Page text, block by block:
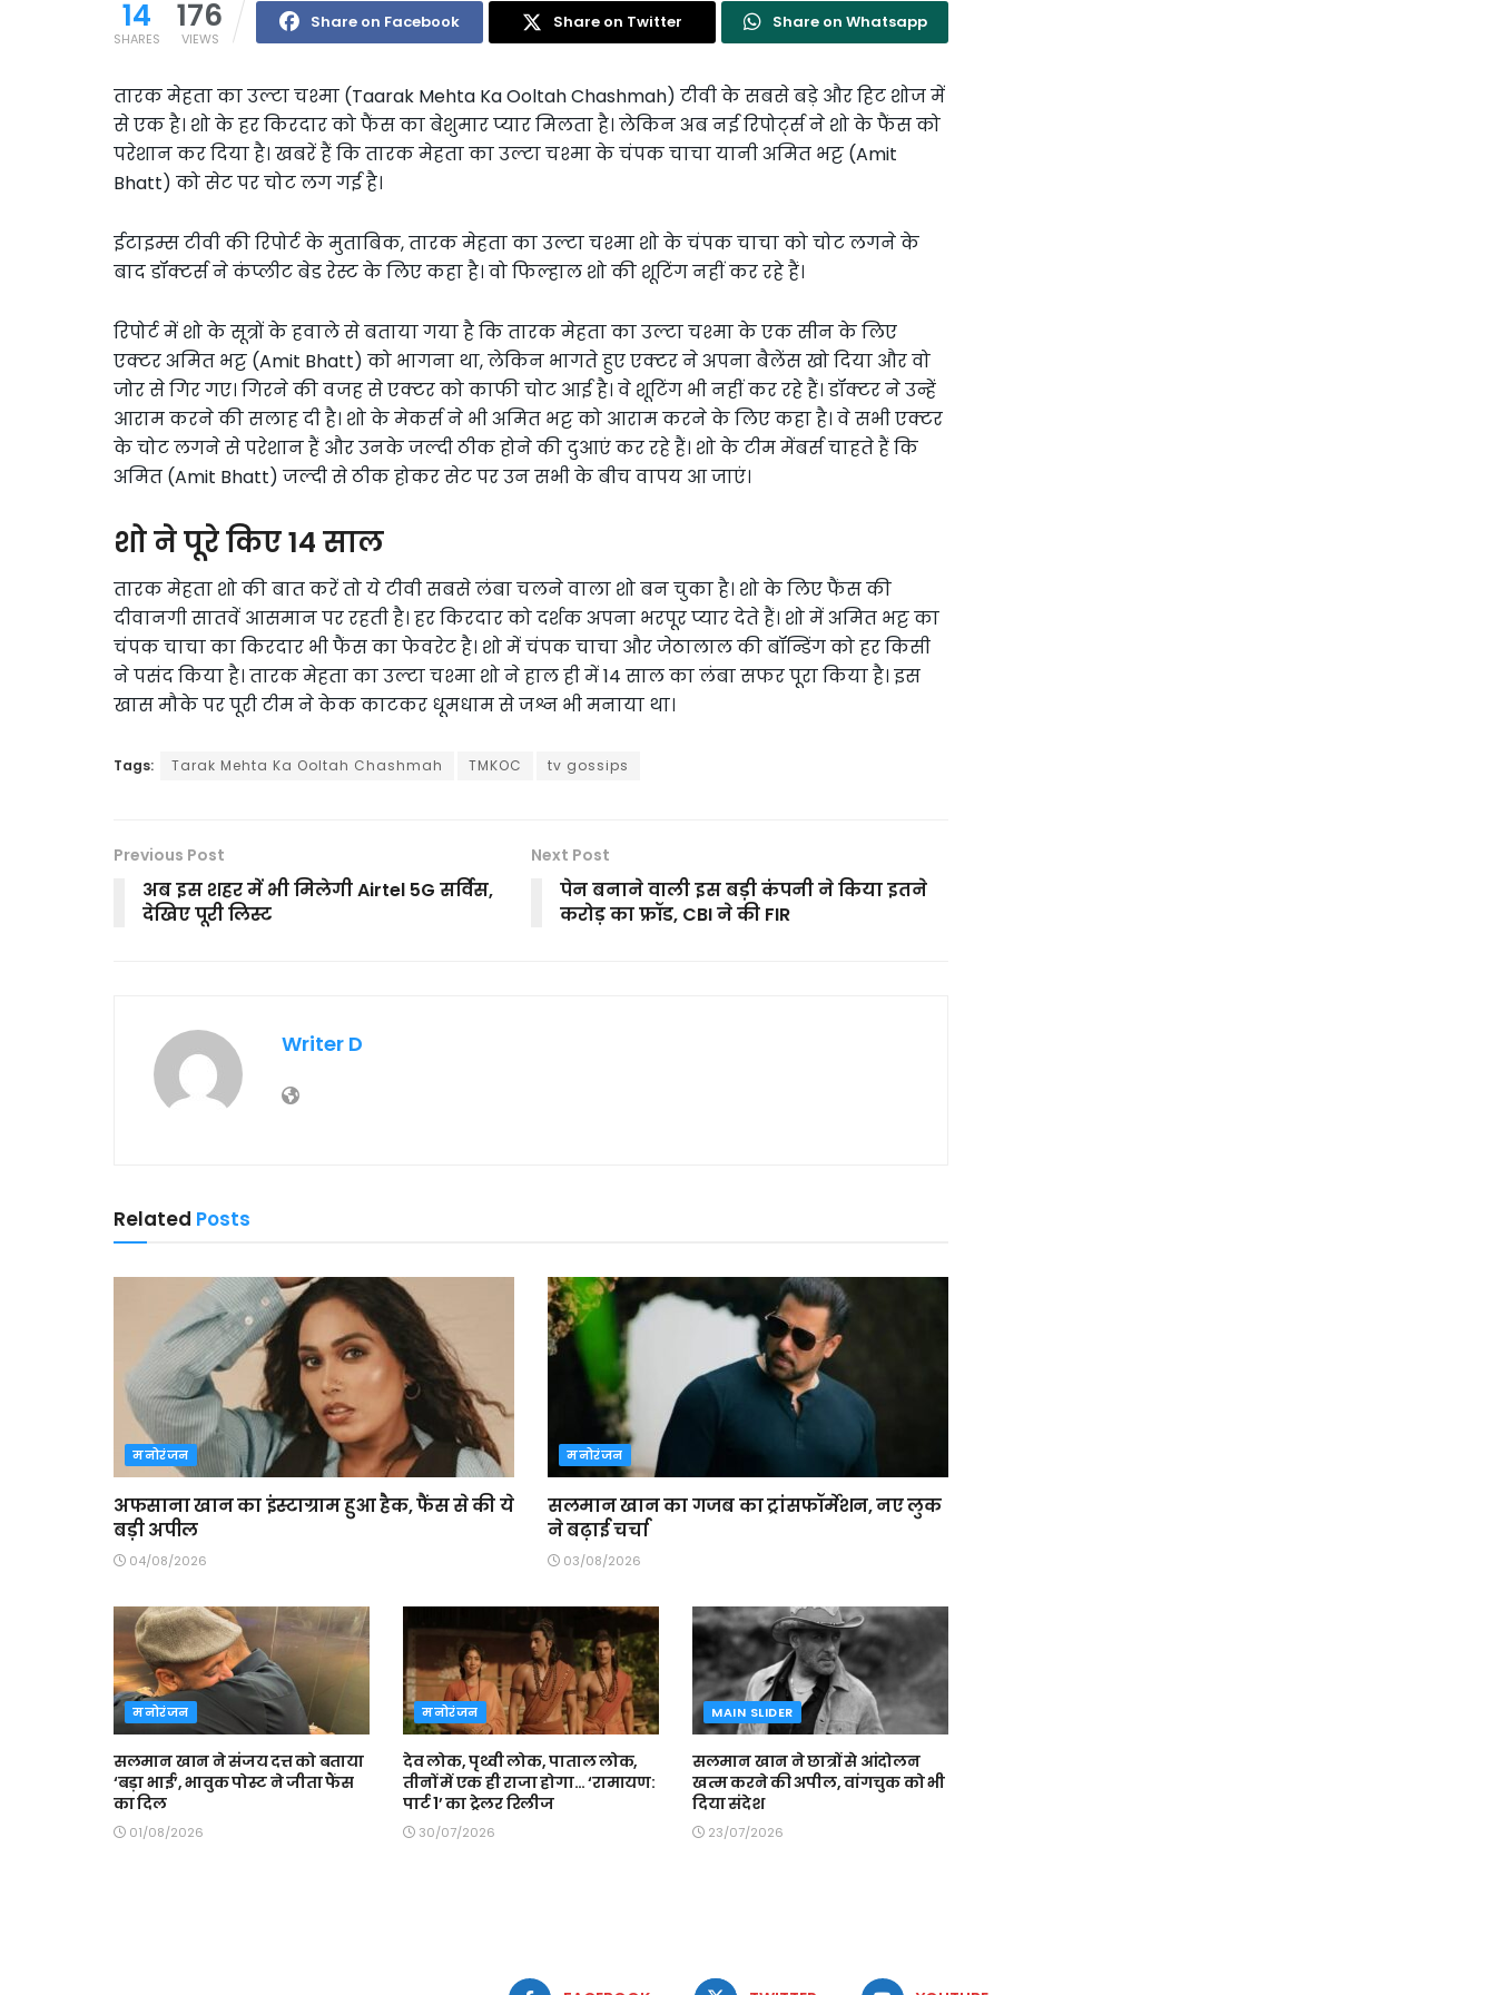
14
SHARES
176
VIEWS
Share on Facebook Share on Twitter Share on Whatsapp
तारक मेहता का उल्टा चश्मा (Taarak Mehta Ka Ooltah Chashmah) टीवी के सबसे बड़े और हिट शोज में
से एक है। शो के हर किरदार को फैंस का बेशुमार प्यार मिलता है। लेकिन अब नई रिपोर्ट्स ने शो के फैंस को
परेशान कर दिया है। खबरें हैं कि तारक मेहता का उल्टा चश्मा के चंपक चाचा यानी अमित भट्ट (Amit
Bhatt) को सेट पर चोट लग गई है।
ईटाइम्स टीवी की रिपोर्ट के मुताबिक, तारक मेहता का उल्टा चश्मा शो के चंपक चाचा को चोट लगने के
बाद डॉक्टर्स ने कंप्लीट बेड रेस्ट के लिए कहा है। वो फिल्हाल शो की शूटिंग नहीं कर रहे हैं।
रिपोर्ट में शो के सूत्रों के हवाले से बताया गया है कि तारक मेहता का उल्टा चश्मा के एक सीन के लिए
एक्टर अमित भट्ट (Amit Bhatt) को भागना था, लेकिन भागते हुए एक्टर ने अपना बैलेंस खो दिया और वो
जोर से गिर गए। गिरने की वजह से एक्टर को काफी चोट आई है। वे शूटिंग भी नहीं कर रहे हैं। डॉक्टर ने उन्हें
आराम करने की सलाह दी है। शो के मेकर्स ने भी अमित भट्ट को आराम करने के लिए कहा है। वे सभी एक्टर
के चोट लगने से परेशान हैं और उनके जल्दी ठीक होने की दुआएं कर रहे हैं। शो के टीम मेंबर्स चाहते हैं कि
अमित (Amit Bhatt) जल्दी से ठीक होकर सेट पर उन सभी के बीच वापय आ जाएं।
शो ने पूरे किए 14 साल
तारक मेहता शो की बात करें तो ये टीवी सबसे लंबा चलने वाला शो बन चुका है। शो के लिए फैंस की
दीवानगी सातवें आसमान पर रहती है। हर किरदार को दर्शक अपना भरपूर प्यार देते हैं। शो में अमित भट्ट का
चंपक चाचा का किरदार भी फैंस का फेवरेट है। शो में चंपक चाचा और जेठालाल की बॉन्डिंग को हर किसी
ने पसंद किया है। तारक मेहता का उल्टा चश्मा शो ने हाल ही में 14 साल का लंबा सफर पूरा किया है। इस
खास मौके पर पूरी टीम ने केक काटकर धूमधाम से जश्न भी मनाया था।
Tags: Tarak Mehta Ka Ooltah Chashmah TMKOC tv gossips
Previous Post
अब इस शहर में भी मिलेगी Airtel 5G सर्विस,
देखिए पूरी लिस्ट
Next Post
पेन बनाने वाली इस बड़ी कंपनी ने किया इतने
करोड़ का फ्रॉड, CBI ने की FIR
Writer D
Related Posts
मनोरंजन
अफसाना खान का इंस्टाग्राम हुआ हैक, फैंस से की ये
बड़ी अपील
04/08/2026
मनोरंजन
सलमान खान का गजब का ट्रांसफॉर्मेशन, नए लुक
ने बढ़ाई चर्चा
03/08/2026
मनोरंजन
सलमान खान ने संजय दत्त को बताया
‘बड़ा भाई’, भावुक पोस्ट ने जीता फैंस
का दिल
01/08/2026
मनोरंजन
देव लोक, पृथ्वी लोक, पाताल लोक,
तीनों में एक ही राजा होगा… ‘रामायण:
पार्ट 1’ का ट्रेलर रिलीज
30/07/2026
MAIN SLIDER
सलमान खान ने छात्रों से आंदोलन
खत्म करने की अपील, वांगचुक को भी
दिया संदेश
23/07/2026